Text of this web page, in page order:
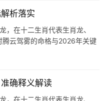
析落实
，在十二生肖代表生肖龙、
云驾雾的命格与2026年关键
但吉凶并存，2026年对属龙
确释义解读
，在十二生肖代表生肖龙、